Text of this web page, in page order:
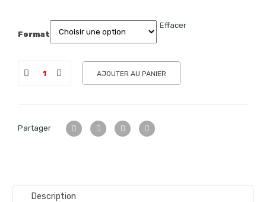
Format
Effacer
AJOUTER AU PANIER
Partager
Description